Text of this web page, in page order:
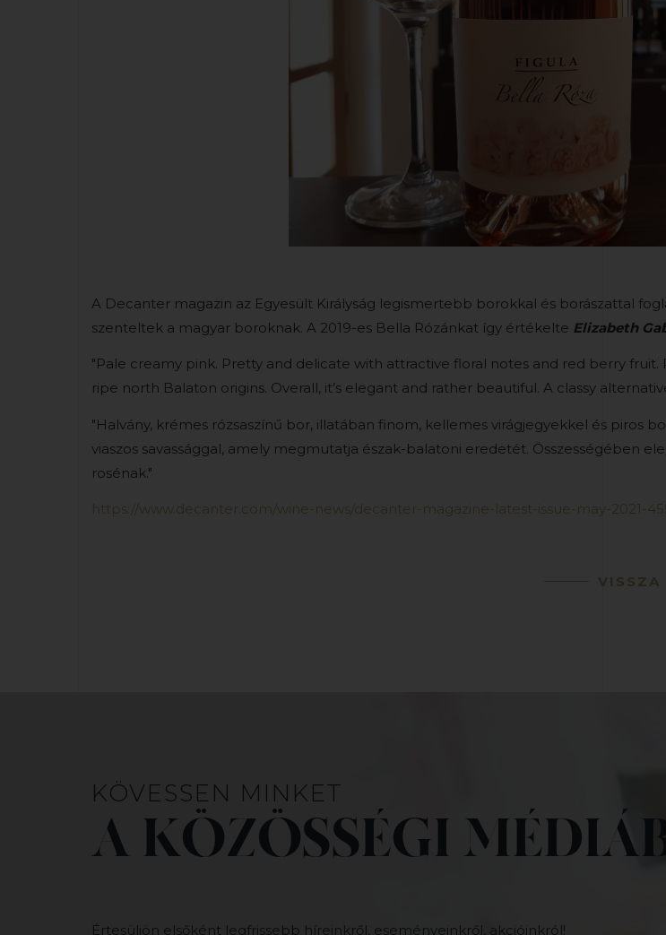
A Decanter magazin az Egyesült Királyság legismertebb borokkal és borászattal
szenteltek a magyar boroknak. A 2019-es Bella Rózánkat így értékelte Elizabeth
"Pale creamy pink. Pretty and delicate with attractive floral notes and red berry
ripe north Balaton origins. Overall, it’s elegant and rather beautiful. A classy
"Halvány, krémes rózsaszínű bor, illatában finom, kellemes virágjegyekkel és piros
viaszos savassággal, amely megmutatja észak-balatoni eredetét. Összességében
rosénak."
https://www.decanter.com/wine-news/decanter-magazine-latest-issue-may-2021-
VISSZA
KÖVESSEN MINKET
A KÖZÖSSÉGI
Értesüljön elsőként legfrissebb híreinkről, eseményeinkről, akcióinkról!